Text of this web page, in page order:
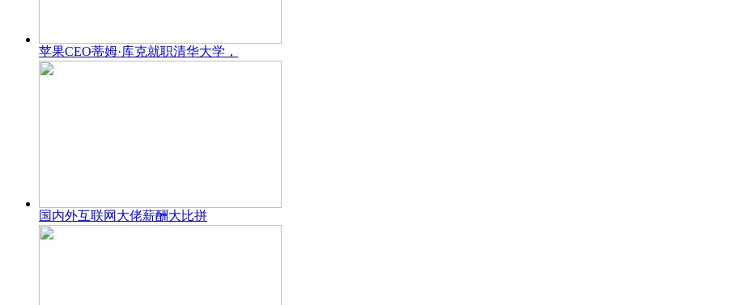
苹果CEO蒂姆·库克就职清华大学，
国内外互联网大佬薪酬大比拼